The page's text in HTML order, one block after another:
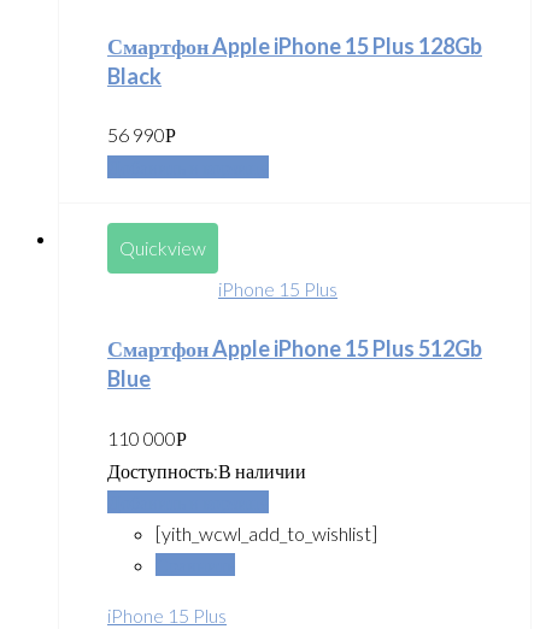
Смартфон Apple iPhone 15 Plus 128Gb
Black
56 990Р
Quickview
iPhone 15 Plus
Смартфон Apple iPhone 15 Plus 512Gb
Blue
110 000Р
Доступность:В наличии
[yith_wcwl_add_to_wishlist]
iPhone 15 Plus